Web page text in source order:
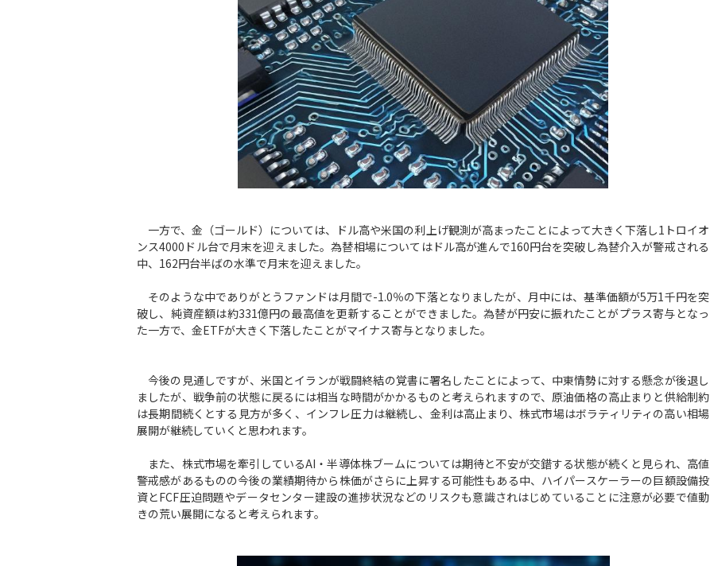
一方で、金（ゴールド）については、ドル高や米国の利上げ観測が高まったことによって大きく下落し1トロイオ
ンス4000ドル台で月末を迎えました。為替相場についてはドル高が進んで160円台を突破し為替介入が警戒される
中、162円台半ばの水準で月末を迎えました。
そのような中でありがとうファンドは月間で-1.0％の下落となりましたが、月中には、基準価額が5万1千円を突
破し、純資産額は約331億円の最高値を更新することができました。為替が円安に振れたことがプラス寄与となっ
た一方で、金ETFが大きく下落したことがマイナス寄与となりました。
今後の見通しですが、米国とイランが戦闘終結の覚書に署名したことによって、中東情勢に対する懸念が後退し
ましたが、戦争前の状態に戻るには相当な時間がかかるものと考えられますので、原油価格の高止まりと供給制約
は長期間続くとする見方が多く、インフレ圧力は継続し、金利は高止まり、株式市場はボラティリティの高い相場
展開が継続していくと思われます。
また、株式市場を牽引しているAI・半導体株ブームについては期待と不安が交錯する状態が続くと見られ、高値
警戒感があるものの今後の業績期待から株価がさらに上昇する可能性もある中、ハイパースケーラーの巨額設備投
資とFCF圧迫問題やデータセンター建設の進捗状況などのリスクも意識されはじめていることに注意が必要で値動
きの荒い展開になると考えられます。